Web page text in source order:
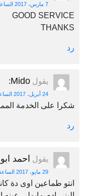
7 مارس، 2017 الساعة 4:45 م
GOOD SERVICE
THANKS
رد
يقول Mido
:
24 أبريل، 2017 الساعة 5:17 م
شكرا على الخدمة
رد
يقول احمد
29 مايو، 2017 الساعة 10:03 م